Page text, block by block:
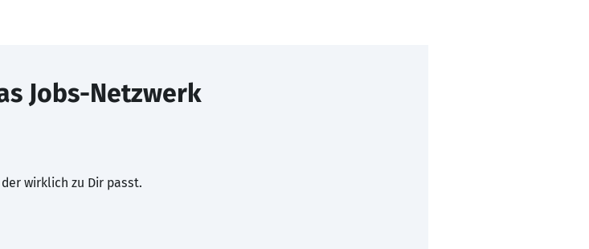
Jobs-Netzwerk
wirklich zu Dir passt.